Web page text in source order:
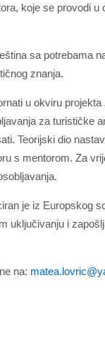
koje se provodi u
sa potrebama
znanja.
u okviru projekta
za turističke
Teorijski dio
s mentorom. Za
je iz Europskog
uključivanju i
na: